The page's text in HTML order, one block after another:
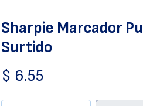
Sharpie Marcador
Surtido
$ 6.55